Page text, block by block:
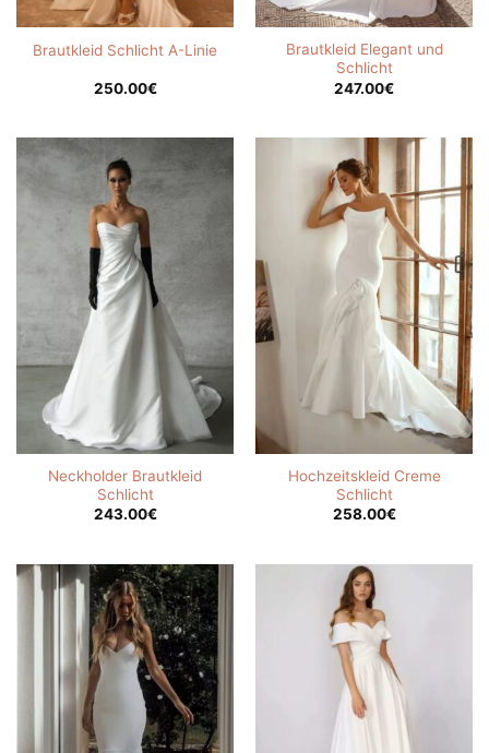
Brautkleid Schlicht A-Linie
250.00€
Brautkleid Elegant und
Schlicht
247.00€
Neckholder Brautkleid
Schlicht
243.00€
Hochzeitskleid Creme
Schlicht
258.00€